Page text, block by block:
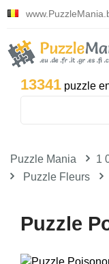
13341 puzzle
Puzzle Mania 1
Puzzle Fleurs
Puzzle